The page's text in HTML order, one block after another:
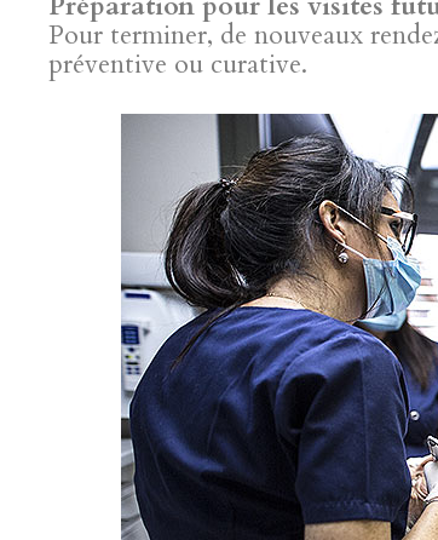
Pour terminer, de nouveaux
préventive ou curative.